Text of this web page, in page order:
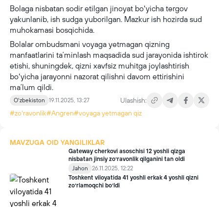
Bolaga nisbatan sodir etilgan jinoyat boʻyicha tergov
yakunlanib, ish sudga yuborilgan. Mazkur ish hozirda sud
muhokamasi bosqichida.
Bolalar ombudsmani voyaga yetmagan qizning
manfaatlarini taʼminlash maqsadida sud jarayonida ishtirok
etishi, shuningdek, qizni xavfsiz muhitga joylashtirish
boʻyicha jarayonni nazorat qilishni davom ettirishini
maʼlum qildi.
Oʻzbekiston 19.11.2025, 13:27
Ulashish:
#zoʻravonlik#Angren#voyaga yetmagan qiz
MAVZUGA OID YANGILIKLAR
Gateway cherkovi asoschisi 12 yoshli qizga
nisbatan jinsiy zoʻravonlik qilganini tan oldi
Jahon
26.11.2025, 12:22
Toshkent viloyatida 41 yoshli erkak 4 yoshli qizni
zoʻrlamoqchi boʻldi